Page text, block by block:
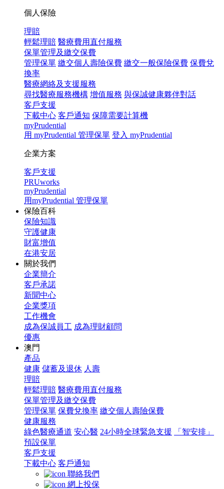
個人保險
理賠
輕鬆理賠 醫療費用直付服務
保單管理及繳交保費
管理保單 繳交個人壽險保費 繳交一般保險保費 保費兌
換率
醫療網絡及支援服務
尋找醫療服務機構 增值服務 與保誠健康夥伴對話
客戶支援
下載中心 客戶通知 保障需要計算機
myPrudential
用 myPrudential 管理保單 登入 myPrudential
企業方案
客戶支援
PRUworks
myPrudential
用myPrudential 管理保單
保險百科
保險知識
守護健康
財富增值
在港安居
關於我們
企業簡介
客戶承諾
新聞中心
企業獎項
工作機會
成為保誠員工 成為理財顧問
優惠
澳門
產品
健康 儲蓄及退休 人壽
理賠
輕鬆理賠 醫療費用直付服務
保單管理及繳交保費
管理保單 保費兌換率 繳交個人壽險保費
健康服務
綠色醫療通道 安心醫 24小時全球緊急支援
「智安排」
預設保單
客戶支援
下載中心 客戶通知
聯絡我們
網上投保